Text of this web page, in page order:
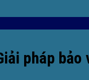
pháp